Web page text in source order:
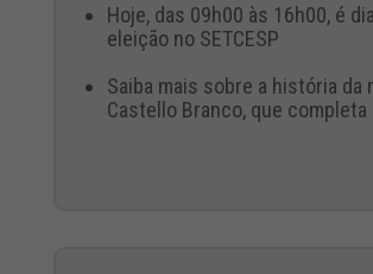
Hoje, das 09h00 às 16h00, é
eleição no SETCESP
Saiba mais sobre a história da
Castello Branco, que completa